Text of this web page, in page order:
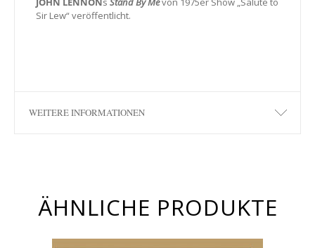
Sir Lew“ veröffentlicht.
WEITERE INFORMATIONEN
ÄHNLICHE PRODUKTE